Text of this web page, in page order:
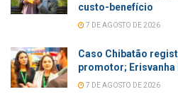
custo-benefício
7 DE AGOSTO DE 2026
Caso Chibatão
promotor; Erisvanha
7 DE AGOSTO DE 2026